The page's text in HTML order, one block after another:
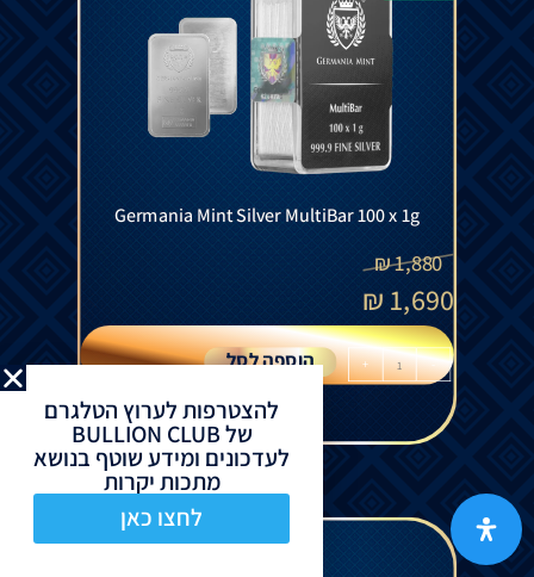
Germania Mint Silver MultiBar 100 x 1g
1,880
₪
1,690
₪
-
+ הוספה לסל
להצטרפות לערוץ הטלגרם
של BULLION CLUB
לעדכונים ומידע שוטף בנושא
מתכות יקרות
לחצו כאן